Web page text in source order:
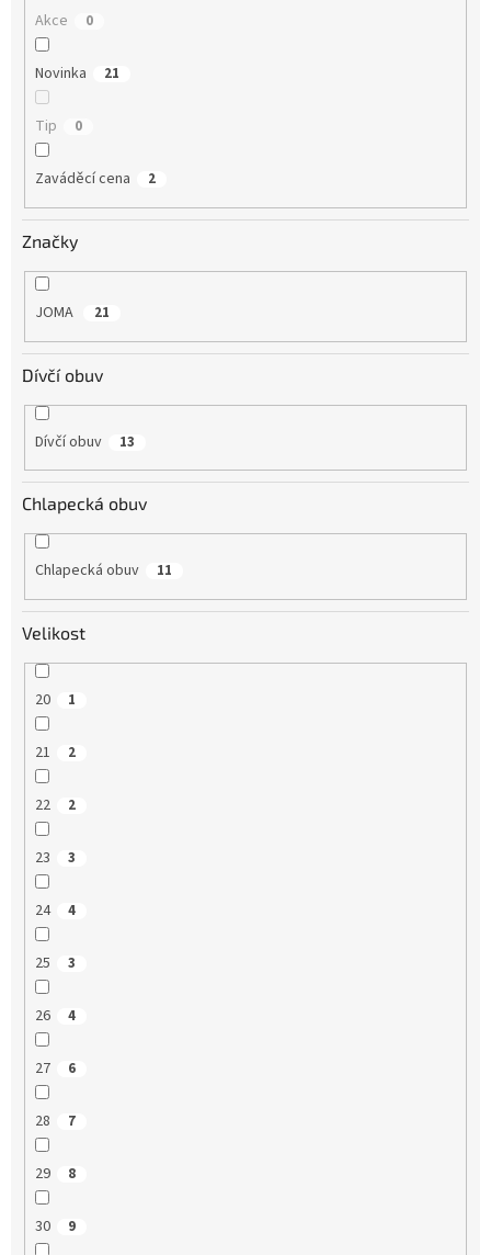
Akce 0
Novinka 21
Tip 0
Zaváděcí cena 2
Značky
JOMA 21
Dívčí obuv
Dívčí obuv 13
Chlapecká obuv
Chlapecká obuv 11
Velikost
20 1
21 2
22 2
23 3
24 4
25 3
26 4
27 6
28 7
29 8
30 9